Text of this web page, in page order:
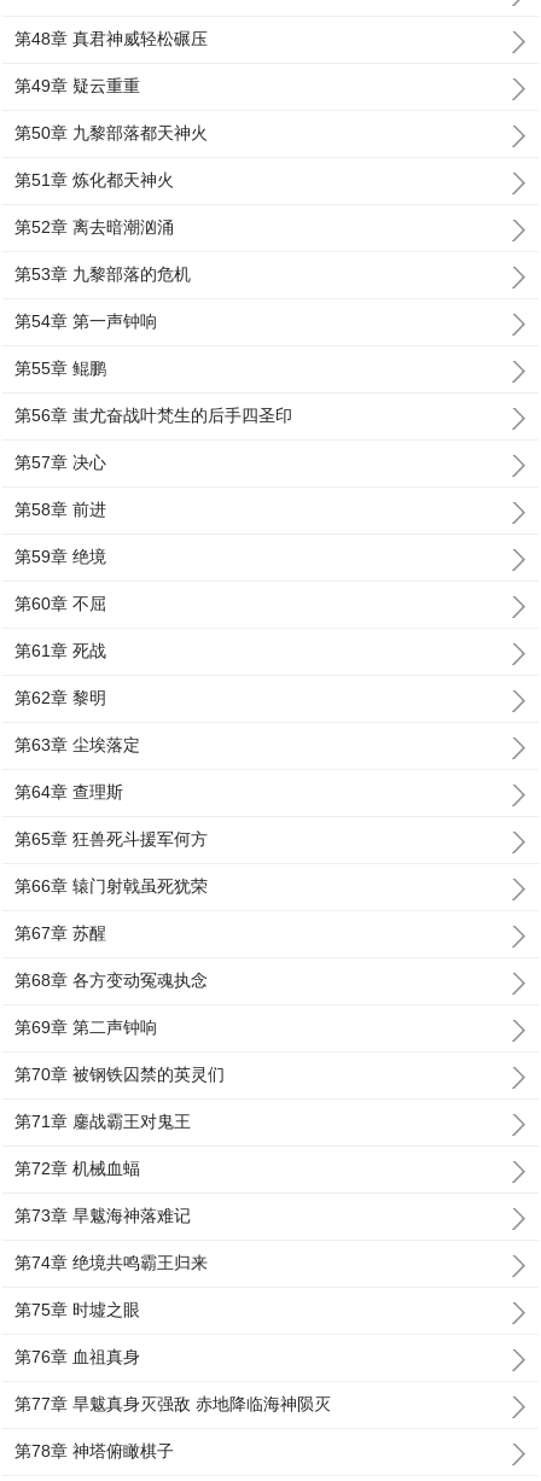
第48章 真君神威轻松碾压
第49章 疑云重重
第50章 九黎部落都天神火
第51章 炼化都天神火
第52章 离去暗潮汹涌
第53章 九黎部落的危机
第54章 第一声钟响
第55章 鲲鹏
第56章 蚩尤奋战叶梵生的后手四圣印
第57章 决心
第58章 前进
第59章 绝境
第60章 不屈
第61章 死战
第62章 黎明
第63章 尘埃落定
第64章 查理斯
第65章 狂兽死斗援军何方
第66章 辕门射戟虽死犹荣
第67章 苏醒
第68章 各方变动冤魂执念
第69章 第二声钟响
第70章 被钢铁囚禁的英灵们
第71章 鏖战霸王对鬼王
第72章 机械血蝠
第73章 旱魃海神落难记
第74章 绝境共鸣霸王归来
第75章 时墟之眼
第76章 血祖真身
第77章 旱魃真身灭强敌 赤地降临海神陨灭
第78章 神塔俯瞰棋子